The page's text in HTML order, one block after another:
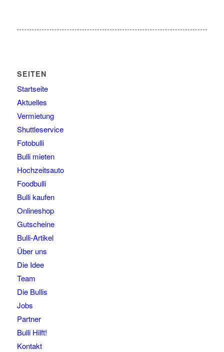
SEITEN
Startseite
Aktuelles
Vermietung
Shuttleservice
Fotobulli
Bulli mieten
Hochzeitsauto
Foodbulli
Bulli kaufen
Onlineshop
Gutscheine
Bulli-Artikel
Über uns
Die Idee
Team
Die Bullis
Jobs
Partner
Bulli Hilft!
Kontakt